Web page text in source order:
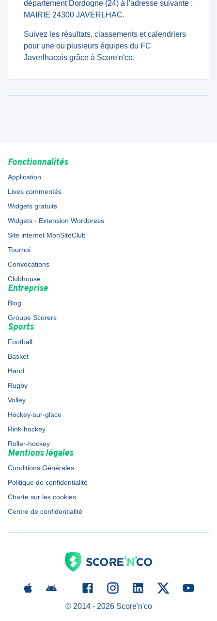
département Dordogne (24) à l'adresse suivante :
MAIRIE 24300 JAVERLHAC.
Suivez les résultats, classements et calendriers
pour une ou plusieurs équipes du FC
Javerlhacois grâce à Score'n'co.
Fonctionnalités
Application
Lives commentés
Widgets gratuits
Widgets - Extension Wordpress
Site internet MonSiteClub
Tournoi
Convocations
Clubhouse
Entreprise
Blog
Groupe Scorers
Sports
Football
Basket
Hand
Rugby
Volley
Hockey-sur-glace
Rink-hockey
Roller-hockey
Mentions légales
Conditions Générales
Politique de confidentialité
Charte sur les cookies
Centre de confidentialité
© 2014 - 2026Score'n'co